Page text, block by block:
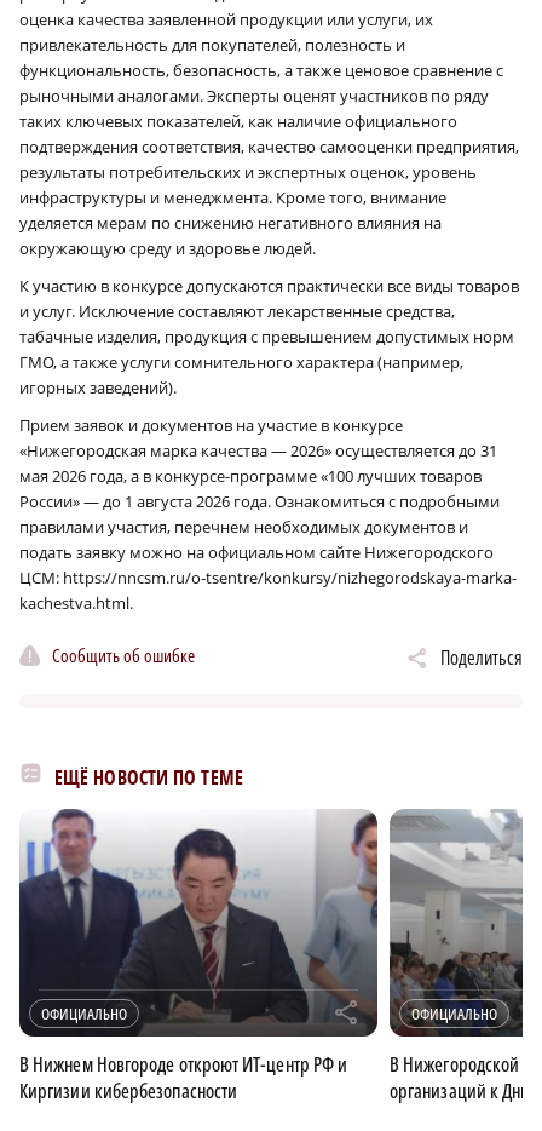
оценка качества заявленной продукции или услуги, их
привлекательность для покупателей, полезность и
функциональность, безопасность, а также ценовое сравнение с
рыночными аналогами. Эксперты оценят участников по ряду
таких ключевых показателей, как наличие официального
подтверждения соответствия, качество самооценки предприятия,
результаты потребительских и экспертных оценок, уровень
инфраструктуры и менеджмента. Кроме того, внимание
уделяется мерам по снижению негативного влияния на
окружающую среду и здоровье людей.
К участию в конкурсе допускаются практически все виды товаров
и услуг. Исключение составляют лекарственные средства,
табачные изделия, продукция с превышением допустимых норм
ГМО, а также услуги сомнительного характера (например,
игорных заведений).
Прием заявок и документов на участие в конкурсе
«Нижегородская марка качества — 2026» осуществляется до 31
мая 2026 года, а в конкурсе-программе «100 лучших товаров
России» — до 1 августа 2026 года. Ознакомиться с подробными
правилами участия, перечнем необходимых документов и
подать заявку можно на официальном сайте Нижегородского
ЦСМ: https://nncsm.ru/o‑tsentre/konkursy/nizhegorodskaya-marka-
kachestva.html.
Сообщить об ошибке Поделиться
ЕЩЁ НОВОСТИ ПО ТЕМЕ
ОФИЦИАЛЬНО r
В Нижнем Новгороде откроют ИТ-центр РФ и
Киргизии кибербезопасности
ОФИЦИАЛЬНО
В Нижегородской
организаций к Дню